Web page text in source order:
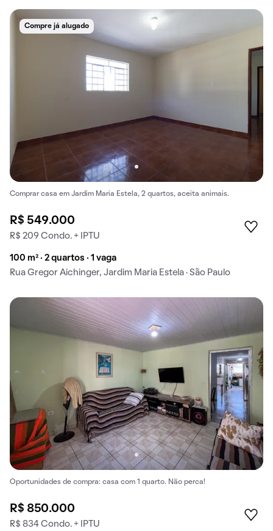
Compre já alugado
Comprar casa em Jardim Maria Estela, 2 quartos, aceita animais.
R$ 549.000
R$ 209 Condo. + IPTU
100 m² · 2 quartos · 1 vaga
Rua Gregor Aichinger, Jardim Maria Estela · São Paulo
Oportunidades de compra: casa com 1 quarto. Não perca!
R$ 850.000
R$ 834 Condo. + IPTU